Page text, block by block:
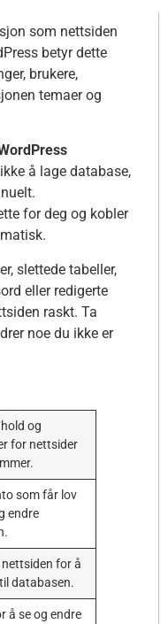
som nettsiden
betyr dette
brukere,
temaer og
å lage database,
for deg og kobler
slettede tabeller,
eller redigerte
raskt. Ta
noe du ikke er
og
for nettsider
som får lov
endre
for å
databasen.
å se og endre